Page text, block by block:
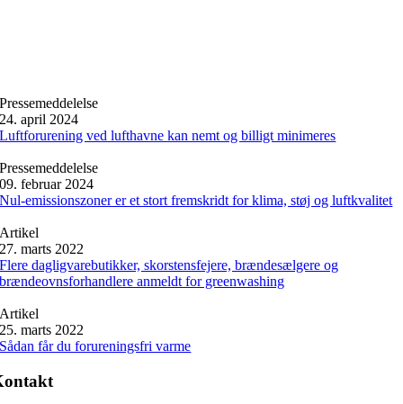
Pressemeddelelse
24. april 2024
Luftforurening ved lufthavne kan nemt og billigt minimeres
Pressemeddelelse
09. februar 2024
Nul-emissionszoner er et stort fremskridt for klima, støj og luftkvalitet
Artikel
27. marts 2022
Flere dagligvarebutikker, skorstensfejere, brændesælgere og
brændeovnsforhandlere anmeldt for greenwashing
Artikel
25. marts 2022
Sådan får du forureningsfri varme